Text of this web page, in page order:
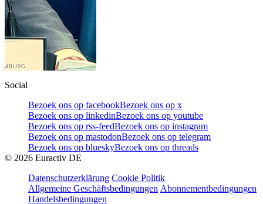
Social
Bezoek ons op facebookBezoek ons op x
Bezoek ons op linkedinBezoek ons op youtube
Bezoek ons op rss-feedBezoek ons op instagram
Bezoek ons op mastodonBezoek ons op telegram
Bezoek ons op blueskyBezoek ons op threads
© 2026 Euractiv DE
Datenschutzerklärung Cookie Politik
Allgemeine Geschäftsbedingungen Abonnementbedingungen
Handelsbedingungen